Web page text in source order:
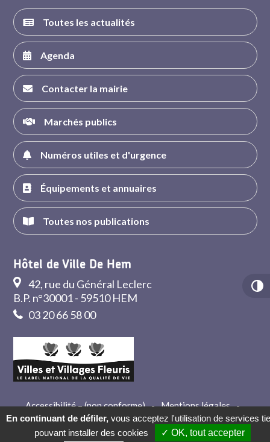
Toutes les actualités
Agenda
Contacter la mairie
Marchés publics
Numéros utiles et d'urgence
Équipements et annuaires
Toutes nos publications
Hôtel de Ville De Hem
42, rue du Général Leclerc
B.P. n°30001 - 59510 HEM
03 20 66 58 00
Accessibilité – (non conforme) - Mentions légales -
Crédits
- Contact
En continuant de défiler, vous acceptez l'utilisation de services
pouvant installer des cookies
✓ OK, tout accepter